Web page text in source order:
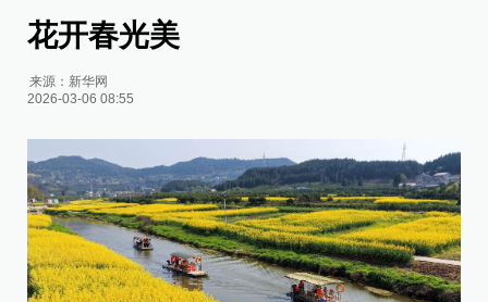
花开春光美
来源： 新华网
2026-03-06 08:55